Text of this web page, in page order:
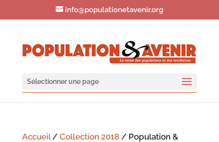
info@populationetavenir.org
Sélectionner une page
Accueil/ Collection 2018/ Population &